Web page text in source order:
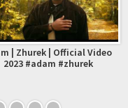
| Zhurek | Official Video
2023 #adam #zhurek